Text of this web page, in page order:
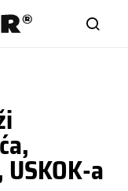
a